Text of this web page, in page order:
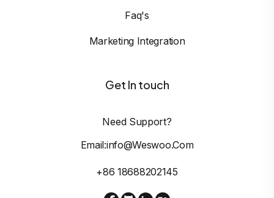
Faq's
Marketing Integration
Get In touch
Need Support?
Email:info@weswoo.com
+86 18688202145